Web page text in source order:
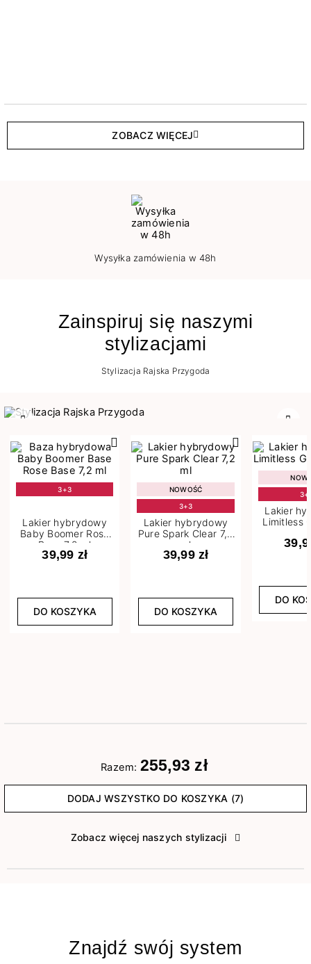
ZOBACZ WIĘCEJ
Wysyłka zamówienia w 48h
Zainspiruj się naszymi
stylizacjami
Stylizacja Rajska Przygoda
3+3
Lakier hybrydowy
Baby Boomer Rose
Base 7,2 ml
39,99 zł
DO KOSZYKA
NOWOŚĆ
3+3
Lakier hybrydowy
Pure Spark Clear 7,2
ml
39,99 zł
DO KOSZYKA
Lakier
Limitless
DO
Razem: 255,93 zł
DODAJ WSZYSTKO DO KOSZYKA (7)
Zobacz więcej naszych stylizacji
Znajdź swój system